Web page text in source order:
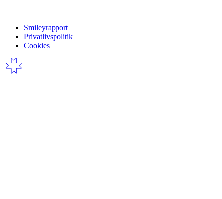
Smileyrapport
Privatlivspolitik
Cookies